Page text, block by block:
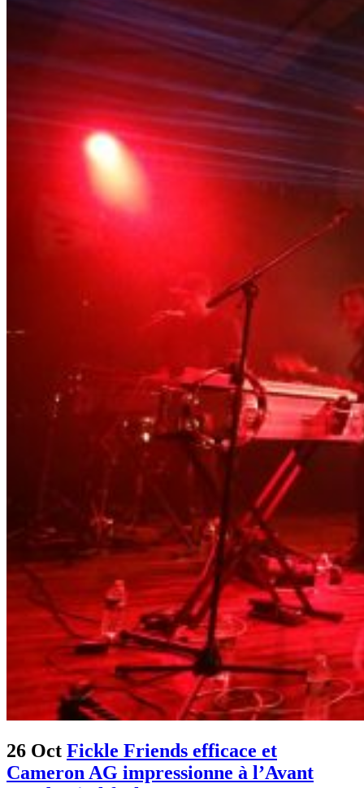
26 Oct Fickle Friends efficace et
Cameron AG impressionne à l’Avant